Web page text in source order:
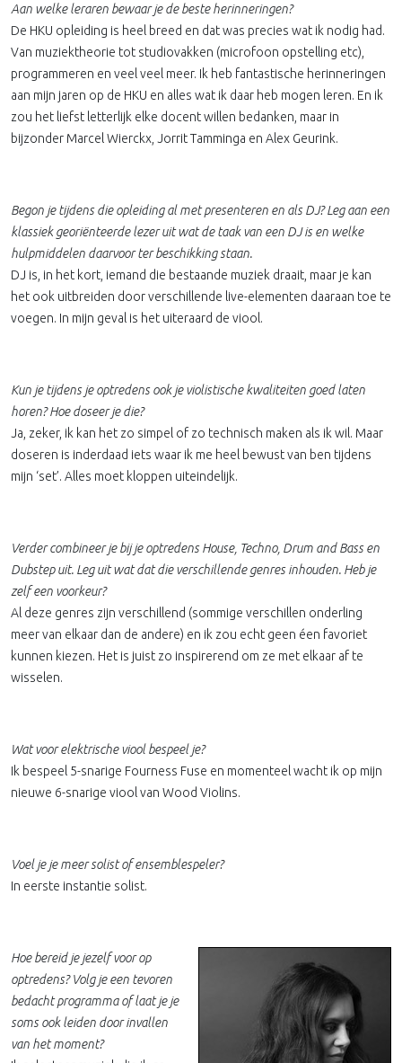
Aan welke leraren bewaar je de beste herinneringen?
De HKU opleiding is heel breed en dat was precies wat ik nodig had.
Van muziektheorie tot studiovakken (microfoon opstelling etc),
programmeren en veel veel meer. Ik heb fantastische herinneringen
aan mijn jaren op de HKU en alles wat ik daar heb mogen leren. En ik
zou het liefst letterlijk elke docent willen bedanken, maar in
bijzonder Marcel Wierckx, Jorrit Tamminga en Alex Geurink.
Begon je tijdens die opleiding al met presenteren en als DJ? Leg aan een
klassiek georiënteerde lezer uit wat de taak van een DJ is en welke
hulpmiddelen daarvoor ter beschikking staan.
DJ is, in het kort, iemand die bestaande muziek draait, maar je kan
het ook uitbreiden door verschillende live-elementen daaraan toe te
voegen. In mijn geval is het uiteraard de viool.
Kun je tijdens je optredens ook je violistische kwaliteiten goed laten
horen? Hoe doseer je die?
Ja, zeker, ik kan het zo simpel of zo technisch maken als ik wil. Maar
doseren is inderdaad iets waar ik me heel bewust van ben tijdens
mijn ‘set’. Alles moet kloppen uiteindelijk.
Verder combineer je bij je optredens House, Techno, Drum and Bass en
Dubstep uit. Leg uit wat dat die verschillende genres inhouden. Heb je
zelf een voorkeur?
Al deze genres zijn verschillend (sommige verschillen onderling
meer van elkaar dan de andere) en ik zou echt geen éen favoriet
kunnen kiezen. Het is juist zo inspirerend om ze met elkaar af te
wisselen.
Wat voor elektrische viool bespeel je?
Ik bespeel 5-snarige Fourness Fuse en momenteel wacht ik op mijn
nieuwe 6-snarige viool van Wood Violins.
Voel je je meer solist of ensemblespeler?
In eerste instantie solist.
Hoe bereid je jezelf voor op
optredens? Volg je een tevoren
bedacht programma of laat je je
soms ook leiden door invallen
van het moment?